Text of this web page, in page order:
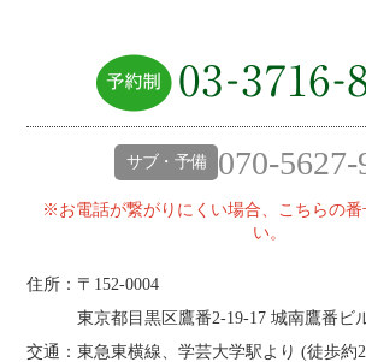
サブ・予備 070-5627-
※お電話が繋がりにくい場合、こちらの番
い。
住所：〒152-0004
東京都目黒区鷹番2‐19‐17 城南鷹番ビ
交通：東急東横線、学芸大学駅より (徒歩約